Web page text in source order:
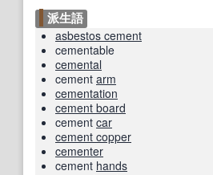
派生語
asbestos cement
cementable
cemental
cement arm
cementation
cement board
cement car
cement copper
cementer
cement hands